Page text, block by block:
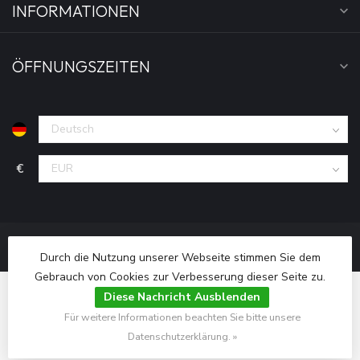
INFORMATIONEN
ÖFFNUNGSZEITEN
€
© Copyright 2026 Fightwear Shop - Deutschland
Durch die Nutzung unserer Webseite stimmen Sie dem
Gebrauch von Cookies zur Verbesserung dieser Seite zu.
Diese Nachricht Ausblenden
Für weitere Informationen beachten Sie bitte unsere
Datenschutzerklärung. »